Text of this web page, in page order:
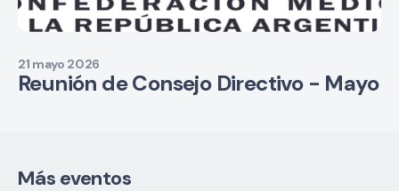
21 mayo 2026
Reunión de Consejo Directivo - Mayo
Más eventos